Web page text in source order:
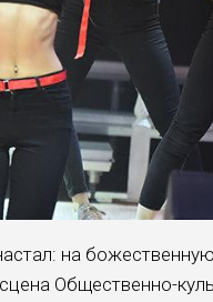
на
Общественно-